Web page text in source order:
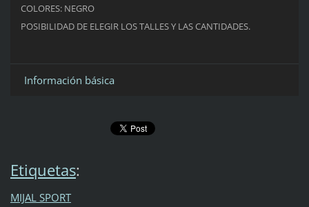
COLORES: NEGRO
POSIBILIDAD DE ELEGIR LOS TALLES Y LAS CANTIDADES.
Información básica
Etiquetas:
MIJAL SPORT